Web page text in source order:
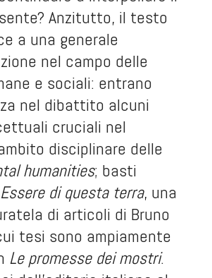
Anzitutto, il testo
a una generale
nel campo delle
e sociali: entrano
nel dibattito alcuni
cruciali nel
disciplinare delle
humanities; basti
Essere di questa terra, una
di articoli di Bruno
tesi sono ampiamente
Le promesse dei mostri.